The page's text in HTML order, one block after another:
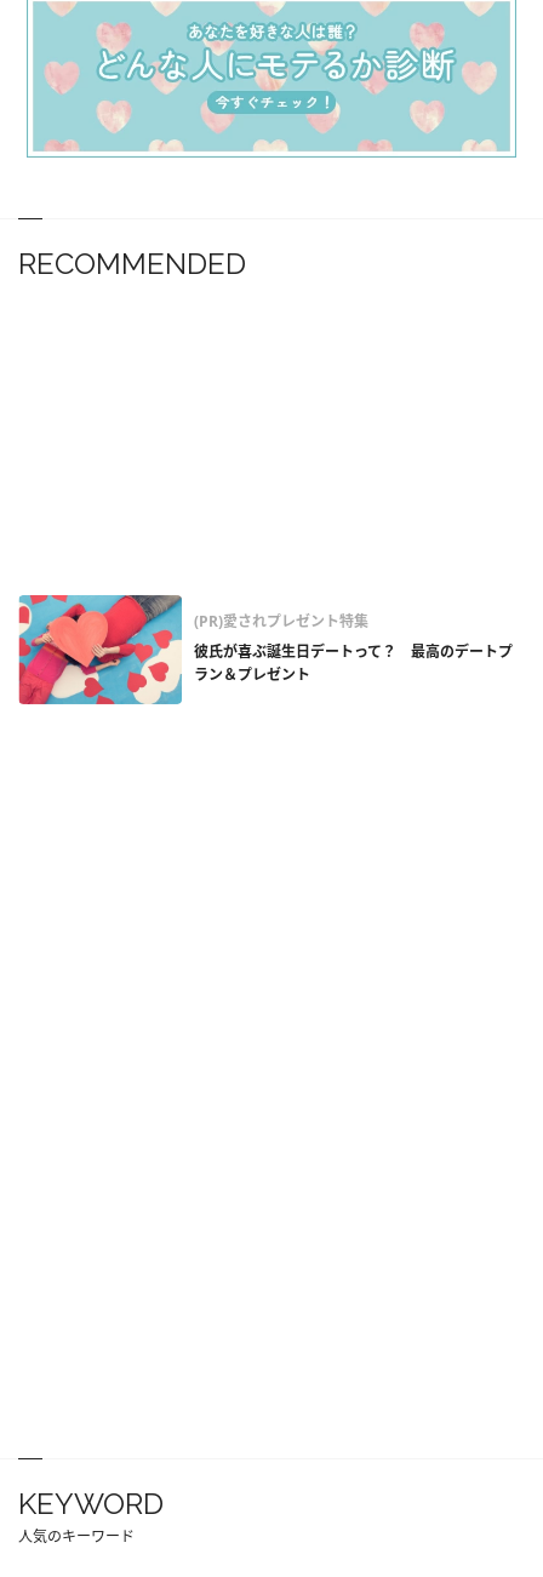
RECOMMENDED
(PR)愛されプレゼント特集
彼氏が喜ぶ誕生日デートって？ 最高のデートプ
ラン＆プレゼント
KEYWORD
人気のキーワード